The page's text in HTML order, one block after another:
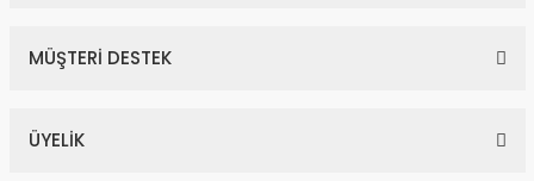
MÜŞTERİ DESTEK
ÜYELİK